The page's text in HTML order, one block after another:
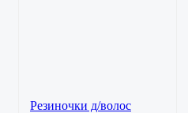
Резиночки д/волос